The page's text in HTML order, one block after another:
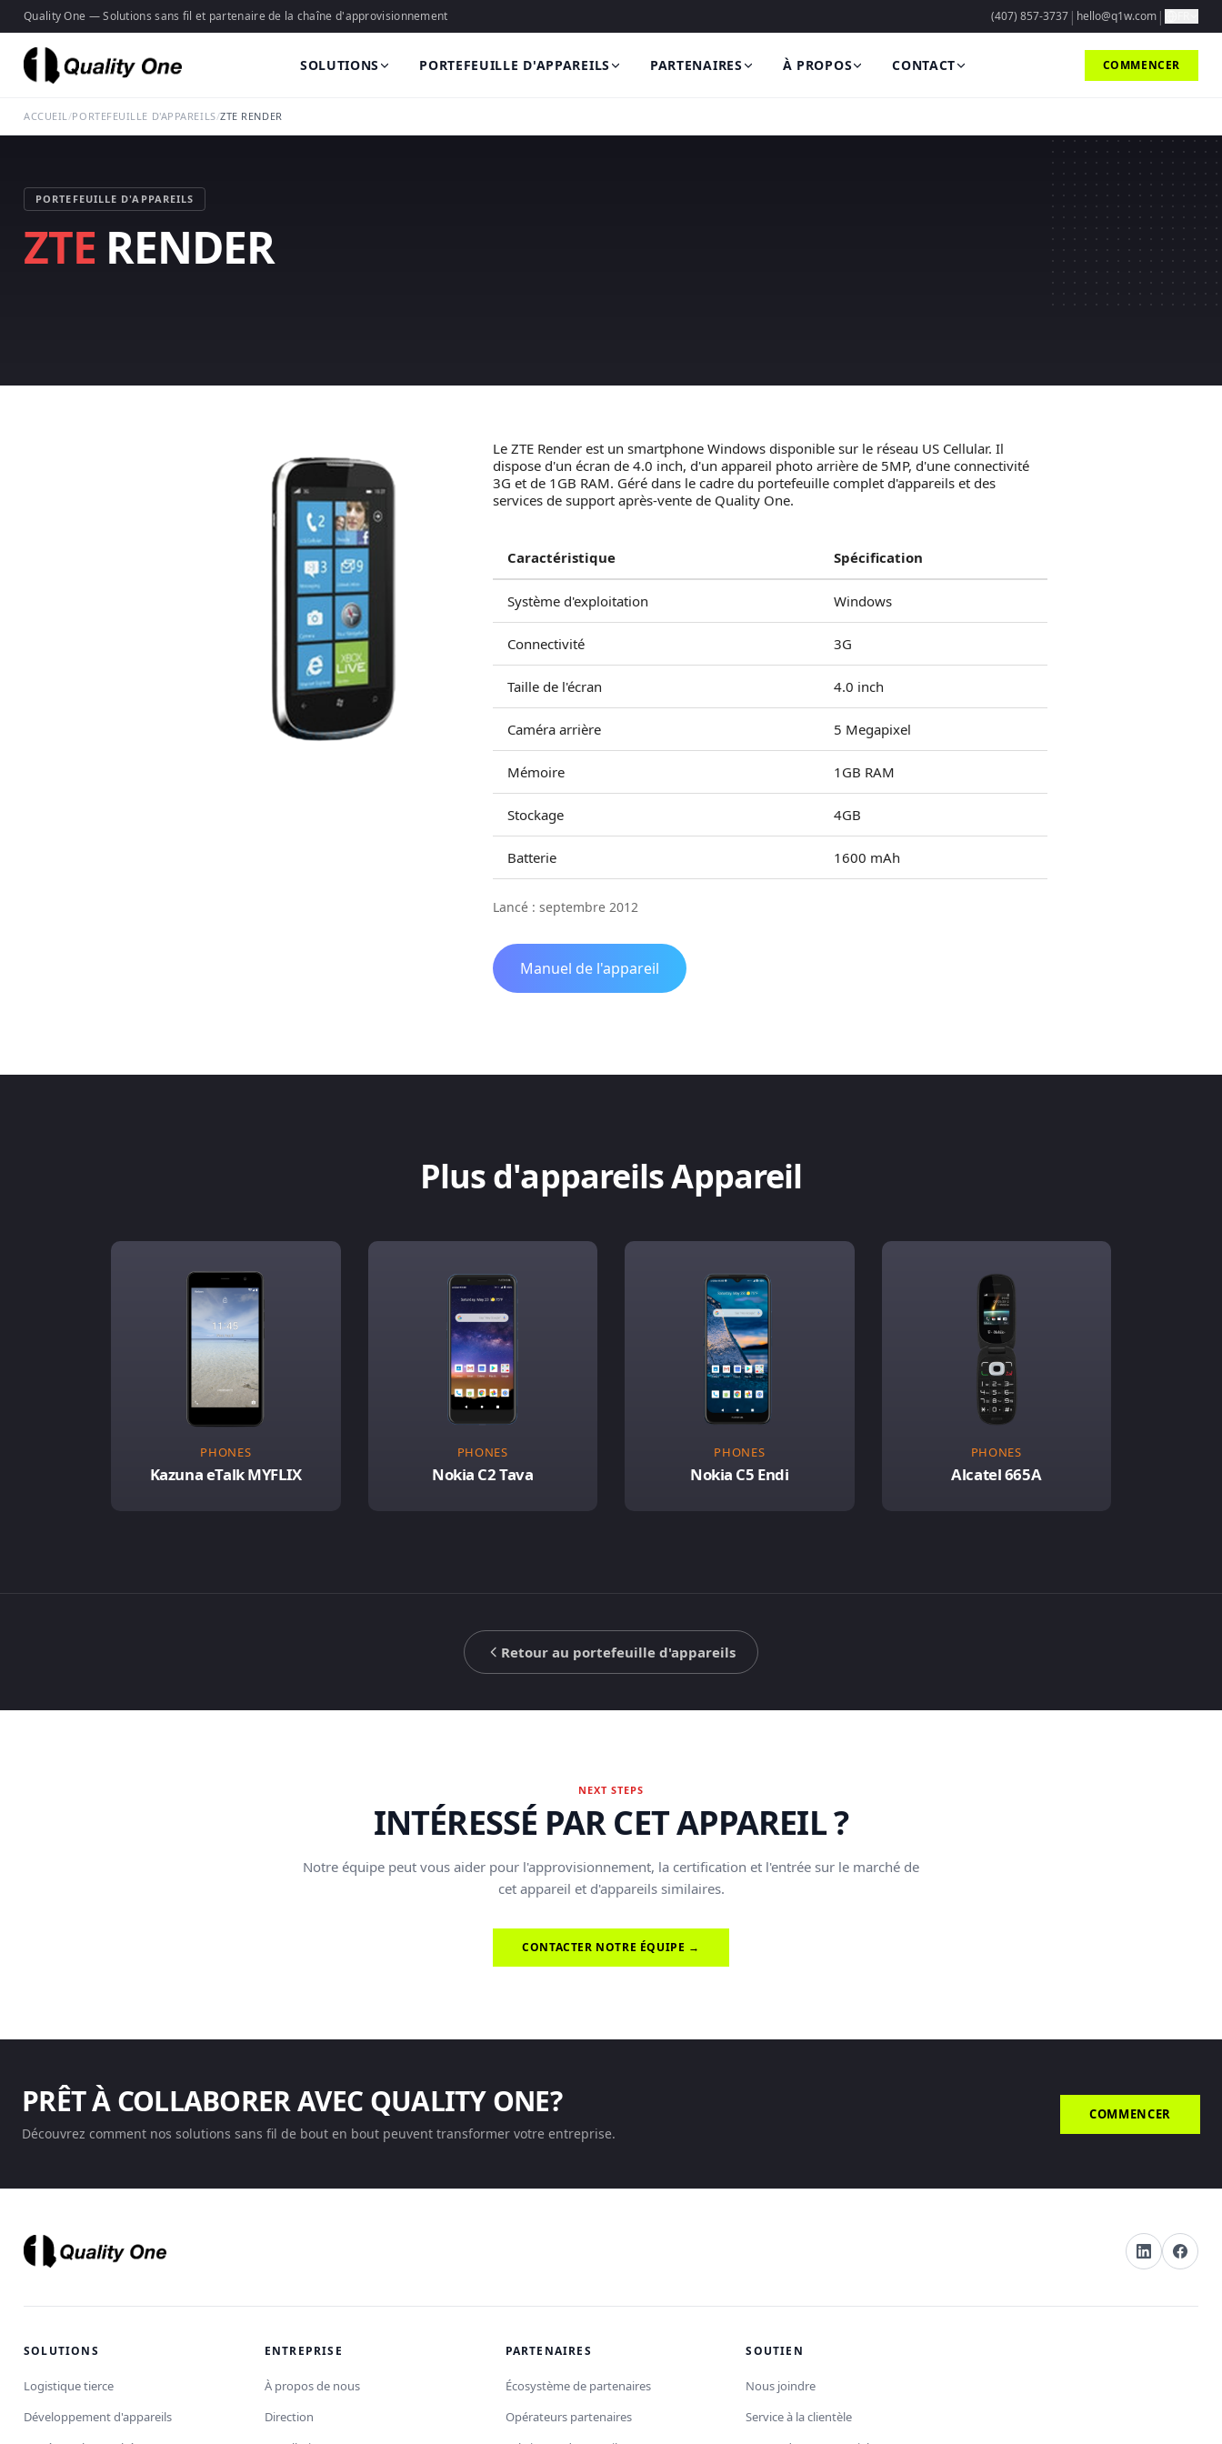
Quality One — Solutions sans fil et partenaire de la chaîne d'approvisionnement (407) 857-3737 | hello@q1w.com |
SOLUTIONS PORTEFEUILLE D'APPAREILS PARTENAIRES À PROPOS CONTACT COMMENCER
ACCUEIL/PORTEFEUILLE D'APPAREILS/ZTE RENDER
PORTEFEUILLE D'APPAREILS
ZTE RENDER
Le ZTE Render est un smartphone Windows disponible sur le réseau US Cellular. Il
dispose d'un écran de 4.0 inch, d'un appareil photo arrière de 5MP, d'une connectivité
3G et de 1GB RAM. Géré dans le cadre du portefeuille complet d'appareils et des
services de support après-vente de Quality One.
Caractéristique Spécification
Système d'exploitation Windows
Connectivité 3G
Taille de l'écran 4.0 inch
Caméra arrière 5 Megapixel
Mémoire 1GB RAM
Stockage 4GB
Batterie 1600 mAh
Lancé : septembre 2012
Manuel de l'appareil
Plus d'appareils Appareil
PHONES
Kazuna eTalk MYFLIX
PHONES
Nokia C2 Tava
PHONES
Nokia C5 Endi
PHONES
Alcatel 665A
Retour au portefeuille d'appareils
NEXT STEPS
INTÉRESSÉ PAR CET APPAREIL ?
Notre équipe peut vous aider pour l'approvisionnement, la certification et l'entrée sur le marché de
cet appareil et d'appareils similaires.
CONTACTER NOTRE ÉQUIPE →
PRÊT À COLLABORER AVEC QUALITY ONE?
Découvrez comment nos solutions sans fil de bout en bout peuvent transformer votre entreprise.
COMMENCER
SOLUTIONS
Logistique tierce
Développement d'appareils
ENTREPRISE
À propos de nous
Direction
PARTENAIRES
Écosystème de partenaires
Opérateurs partenaires
SOUTIEN
Nous joindre
Service à la clientèle